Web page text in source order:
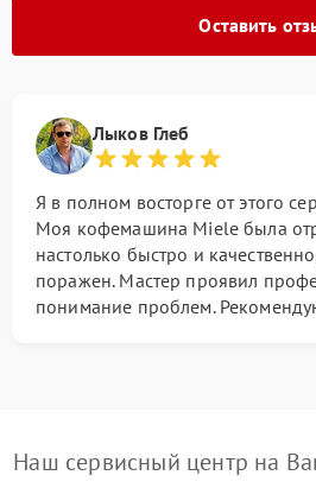
Оставить
Лыков Глеб
Я в полном восторге от этого
Моя кофемашина Miele была
настолько быстро и
поражен. Мастер проявил
понимание проблем.
Наш сервисный центр на